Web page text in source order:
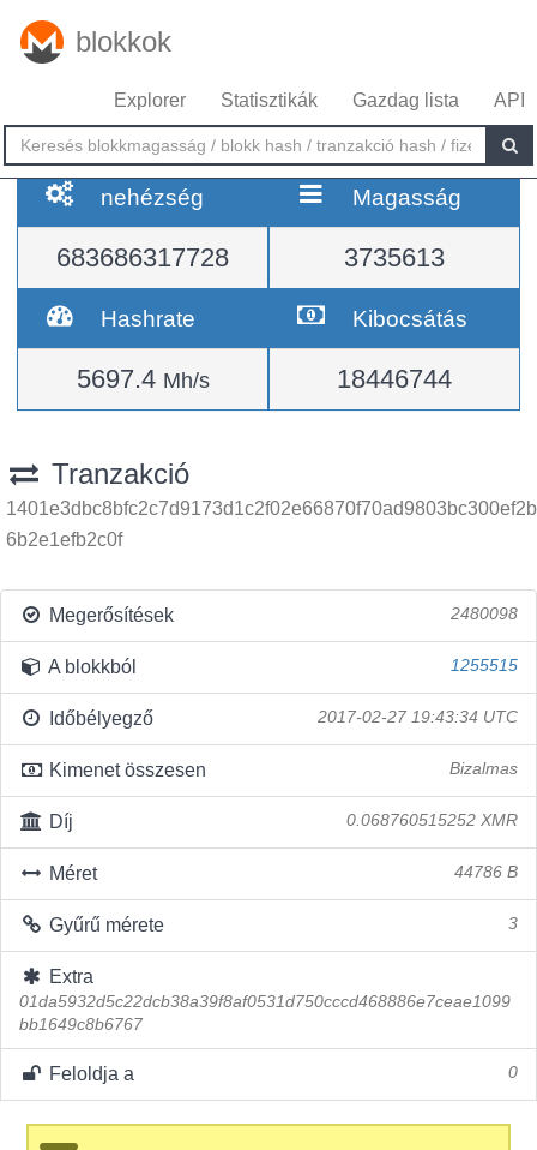
blokkok
Explorer Statisztikák Gazdag lista API
nehézség
683686317728
Magasság
3735613
Hashrate
5697.4 Mh/s
Kibocsátás
18446744
Tranzakció
1401e3dbc8bfc2c7d9173d1c2f02e66870f70ad9803bc300ef2b
6b2e1efb2c0f
Megerősítések 2480098
A blokkból 1255515
Időbélyegző 2017-02-27 19:43:34 UTC
Kimenet összesen Bizalmas
Díj 0.068760515252 XMR
Méret 44786 B
Gyűrű mérete 3
Extra
01da5932d5c22dcb38a39f8af0531d750cccd468886e7ceae1099
bb1649c8b6767
Feloldja a 0